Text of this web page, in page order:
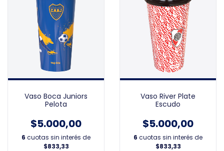
Vaso Boca Juniors
Pelota
$5.000,00
6 cuotas sin interés de
$833,33
Vaso River Plate
Escudo
$5.000,00
6 cuotas sin interés de
$833,33